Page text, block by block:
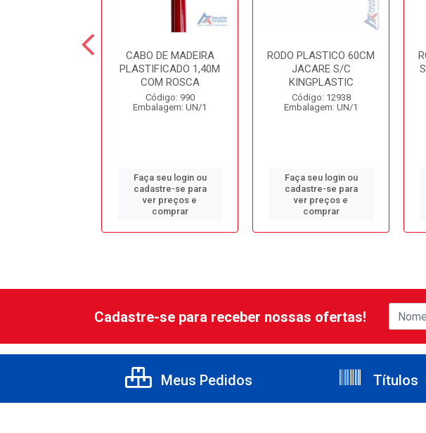
CABO DE MADEIRA
PLASTIFICADO 1,40M
COM ROSCA
Código: 990
Embalagem: UN/1
Faça seu login ou
cadastre-se para
ver preços e
comprar
RODO PLASTICO 60CM
JACARE S/C
KINGPLASTIC
Código: 12938
Embalagem: UN/1
Faça seu login ou
cadastre-se para
ver preços e
comprar
Cadastre-se para receber nossas ofertas!
Meus Pedidos Títulos